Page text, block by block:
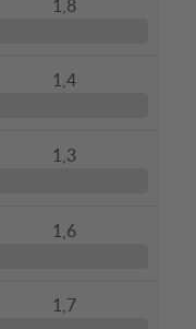
1,8
1,4
1,3
1,6
1,7